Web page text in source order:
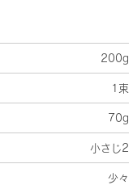
200g
1束
70g
小さじ2
少々